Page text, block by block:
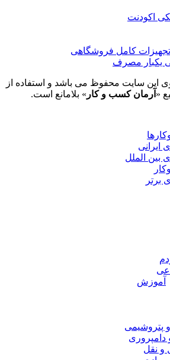
اکودنت
کامل فروشگاهی
یکبار مصرف
این سایت محفوظ می باشد و استفاده از
« آرمان کسب و کار » بلامانع است.
ایرانی
بین الملل
برتر
آموزش
پتروشیمی
نقل